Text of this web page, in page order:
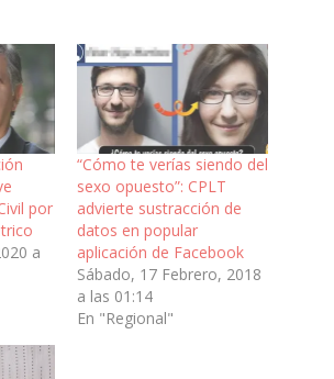
por
a
“Cómo te verías siendo del
sexo opuesto”: CPLT
advierte sustracción de
datos en popular
aplicación de Facebook
Sábado, 17 Febrero, 2018
a las 01:14
En "Regional"